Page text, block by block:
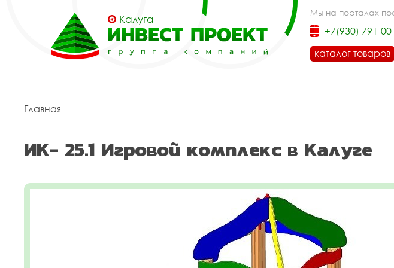
Калуга
Мы на порталах
+7(930) 791-
каталог товаров
Главная
ИК- 25.1 Игровой комплекс в Калуге